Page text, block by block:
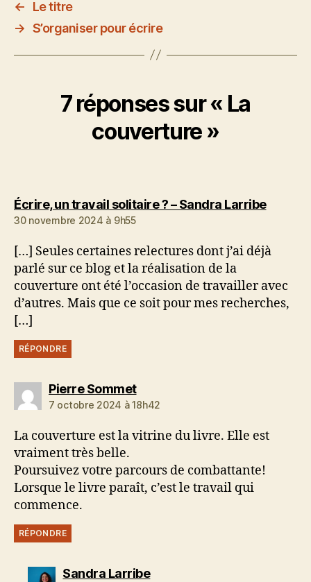
←
Le titre
→ S’organiser pour écrire
7 réponses sur « La
couverture »
Écrire, un travail solitaire ? – Sandra Larribedit :
30 novembre 2024 à 9h55
[…] Seules certaines relectures dont j’ai déjà
parlé sur ce blog et la réalisation de la
couverture ont été l’occasion de travailler avec
d’autres. Mais que ce soit pour mes recherches,
[…]
RÉPONDRE
Pierre Sommetdit :
7 octobre 2024 à 18h42
La couverture est la vitrine du livre. Elle est
vraiment très belle.
Poursuivez votre parcours de combattante!
Lorsque le livre paraît, c’est le travail qui
commence.
RÉPONDRE
Sandra Larribedit :